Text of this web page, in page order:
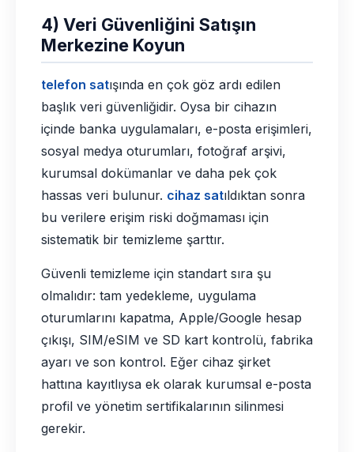
4) Veri Güvenliğini Satışın
Merkezine Koyun
telefon satışında en çok göz ardı edilen
başlık veri güvenliğidir. Oysa bir cihazın
içinde banka uygulamaları, e-posta erişimleri,
sosyal medya oturumları, fotoğraf arşivi,
kurumsal dokümanlar ve daha pek çok
hassas veri bulunur. cihaz satıldıktan sonra
bu verilere erişim riski doğmaması için
sistematik bir temizleme şarttır.
Güvenli temizleme için standart sıra şu
olmalıdır: tam yedekleme, uygulama
oturumlarını kapatma, Apple/Google hesap
çıkışı, SIM/eSIM ve SD kart kontrolü, fabrika
ayarı ve son kontrol. Eğer cihaz şirket
hattına kayıtlıysa ek olarak kurumsal e-posta
profil ve yönetim sertifikalarının silinmesi
gerekir.